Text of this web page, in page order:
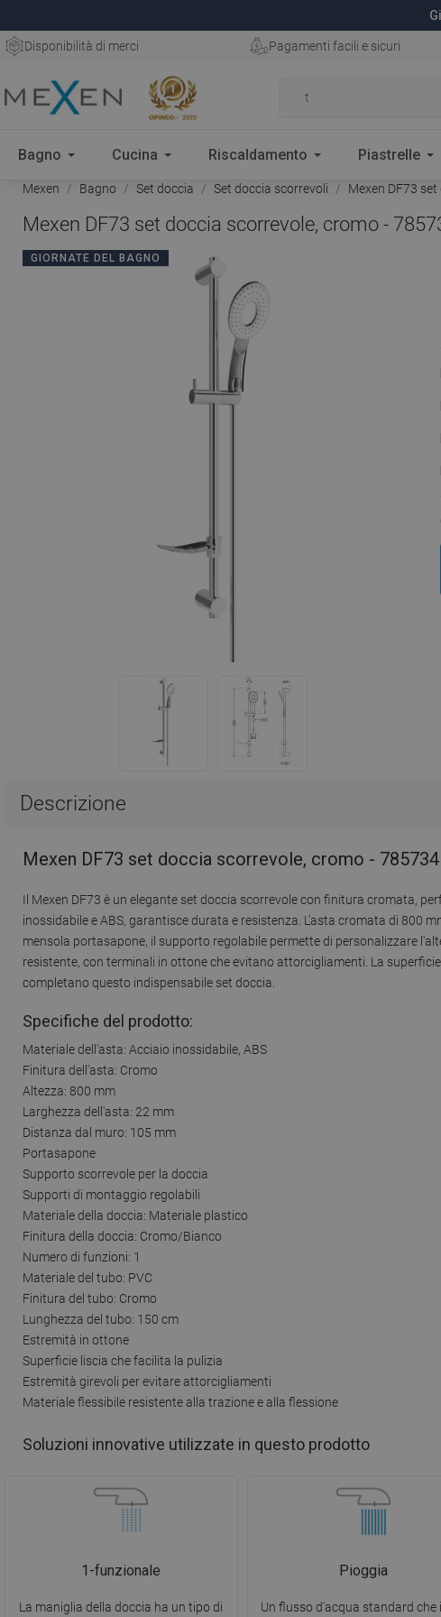
Disponibilità di merci Pagamenti facili e sicuri
Bagno Cucina Riscaldamento Piastrelle
Mexen Bagno Set doccia Set doccia scorrevoli Mexen DF73
Mexen DF73 set doccia scorrevole, cromo -
GIORNATE DEL BAGNO
Descrizione
Mexen DF73 set doccia scorrevole, cromo -
Il Mexen DF73 è un elegante set doccia scorrevole con finitura cromata,
inossidabile e ABS, garantisce durata e resistenza. L'asta cromata di 800
mensola portasapone, il supporto regolabile permette di personalizzare
resistente, con terminali in ottone che evitano attorcigliamenti. La
completano questo indispensabile set doccia.
Specifiche del prodotto:
Materiale dell'asta: Acciaio inossidabile, ABS
Finitura dell'asta: Cromo
Altezza: 800 mm
Larghezza dell'asta: 22 mm
Distanza dal muro: 105 mm
Portasapone
Supporto scorrevole per la doccia
Supporti di montaggio regolabili
Materiale della doccia: Materiale plastico
Finitura della doccia: Cromo/Bianco
Numero di funzioni: 1
Materiale del tubo: PVC
Finitura del tubo: Cromo
Lunghezza del tubo: 150 cm
Estremità in ottone
Superficie liscia che facilita la pulizia
Estremità girevoli per evitare attorcigliamenti
Materiale flessibile resistente alla trazione e alla flessione
Soluzioni innovative utilizzate in questo prodotto
1-funzionale
La maniglia della doccia ha un tipo di
Pioggia
Un flusso d'acqua standard che